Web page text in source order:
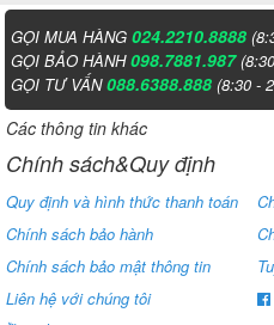
GỌI MUA HÀNG024.2210.8888
GỌI BẢO HÀNH098.7881.987
GỌI TƯ VẤN088.6388.888 (8:30 -
Các thông tin khác
Chính sách&Quy định
Quy định và hình thức thanh toán
Chính sách bảo hành
Chính sách bảo mật thông tin
Liên hệ với chúng tôi